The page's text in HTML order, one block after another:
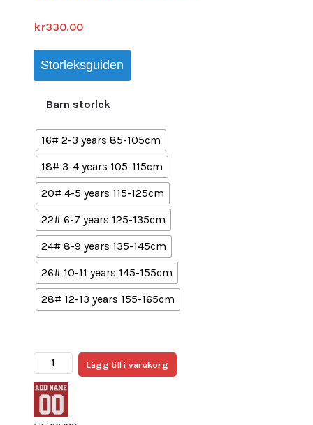
baserat på
kr330.00
Storleksguiden
Barn storlek
16# 2-3 years 85-105cm
18# 3-4 years 105-115cm
20# 4-5 years 115-125cm
22# 6-7 years 125-135cm
24# 8-9 years 135-145cm
26# 10-11 years 145-155cm
28# 12-13 years 155-165cm
köpa
Billiga
Fotbollströjor
Barn
Lägg till i varukorg